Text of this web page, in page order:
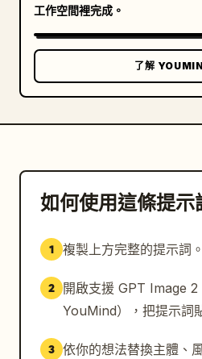
工作空間裡完成。
了解
如何使用這條提示
1 複製上方完整的提示詞。
2
開啟支援 GPT Image 2
YouMind），把提示詞
3 依你的想法替換主體、